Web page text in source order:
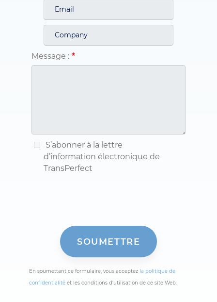
Message :
S’abonner à la lettre
d’information électronique de
TransPerfect
En soumettant ce formulaire, vous acceptez la politique de
confidentialité et les conditions d’utilisation de ce site Web.